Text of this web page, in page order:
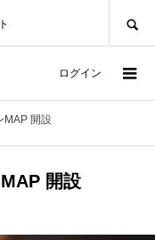
ログイン
MAP 開設
開設